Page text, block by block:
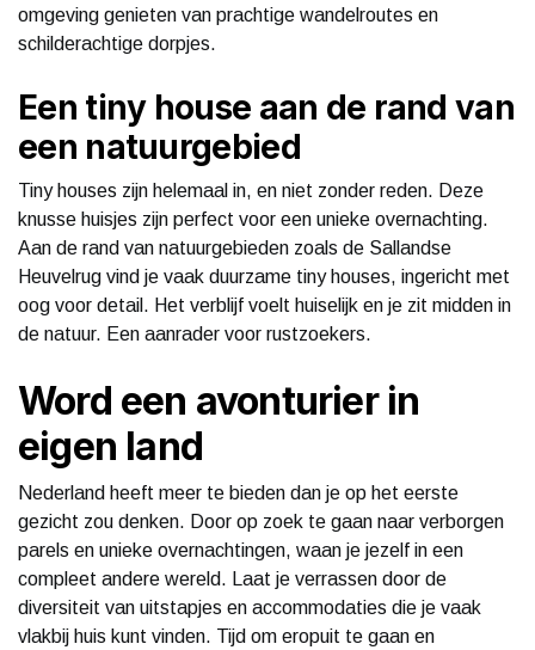
omgeving genieten van prachtige wandelroutes en
schilderachtige dorpjes.
Een tiny house aan de rand van
een natuurgebied
Tiny houses zijn helemaal in, en niet zonder reden. Deze
knusse huisjes zijn perfect voor een unieke overnachting.
Aan de rand van natuurgebieden zoals de Sallandse
Heuvelrug vind je vaak duurzame tiny houses, ingericht met
oog voor detail. Het verblijf voelt huiselijk en je zit midden in
de natuur. Een aanrader voor rustzoekers.
Word een avonturier in
eigen land
Nederland heeft meer te bieden dan je op het eerste
gezicht zou denken. Door op zoek te gaan naar verborgen
parels en unieke overnachtingen, waan je jezelf in een
compleet andere wereld. Laat je verrassen door de
diversiteit van uitstapjes en accommodaties die je vaak
vlakbij huis kunt vinden. Tijd om eropuit te gaan en